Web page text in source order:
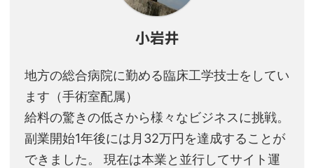
小岩井
地方の総合病院に勤める臨床工学技士をしてい
ます（手術室配属）
給料の驚きの低さから様々なビジネスに挑戦。
副業開始1年後には月32万円を達成することが
できました。 現在は本業と並行してサイト運